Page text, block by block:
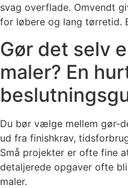
svag overflade. Omvendt
for løbere og lang tørretid.
Gør det selv
maler? En
Du bør vælge mellem gør-
ud fra finishkrav,
Små projekter er ofte fine
detaljerede opgaver ofte
maler.